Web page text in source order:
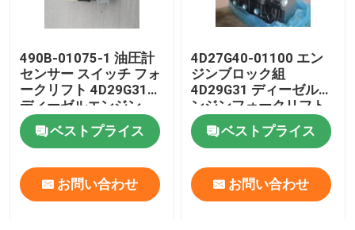
490B-01075-1 油圧計
センサー スイッチ フォ
ークリフト 4D29G31
ディーゼルエンジン
ベストプライス
お問い合わせ
4D27G40-01100 エン
ジンブロック組
4D29G31 ディーゼルエ
ンジンフォークリフト
ベストプライス
お問い合わせ